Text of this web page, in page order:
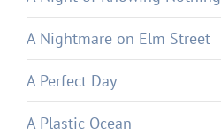
A Nightmare on Elm Street
A Perfect Day
A Plastic Ocean